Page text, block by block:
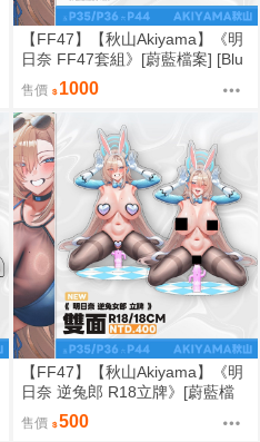
【FF47】【秋山Akiyama】《明
日奈 FF47套組》[蔚藍檔案] [Blu
e Archive] [一之瀬アスナ] [一之
瀬明日奈]
售價 1000
【FF47】【秋山Akiyama】《明
日奈 逆兔郎 R18立牌》[蔚藍檔
案] [Blue Archive] [一之瀬アスナ]
[一之瀬明日奈]
售價 500